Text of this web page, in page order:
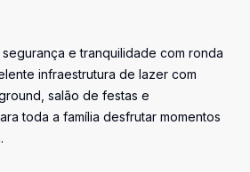
e tranquilidade com ronda
infraestrutura de lazer com
salão de festas e
toda a família desfrutar momentos